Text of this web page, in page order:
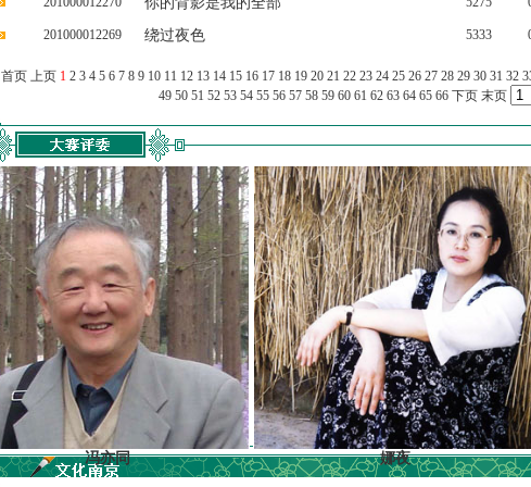
201000012269 绕过夜色 5333
首页 上页 1 2 3 4 5 6 7 8 9 10 11 12 13 14 15 16 17 18 19 20 21 22 23 24 25 26 27 28 29 30 31 32
49 50 51 52 53 54 55 56 57 58 59 60 61 62 63 64 65 66 下页 末页
冯亦同 娜夜